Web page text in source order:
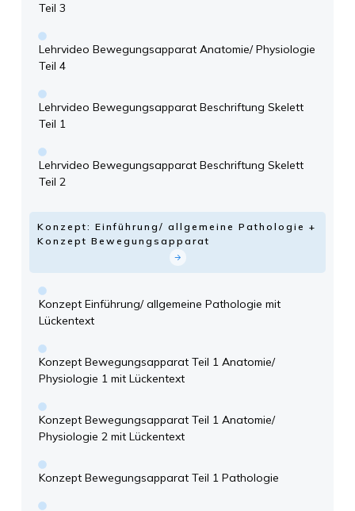
Teil 3
Lehrvideo Bewegungsapparat Anatomie/ Physiologie
Teil 4
Lehrvideo Bewegungsapparat Beschriftung Skelett
Teil 1
Lehrvideo Bewegungsapparat Beschriftung Skelett
Teil 2
Konzept: Einführung/ allgemeine Pathologie +
Konzept Bewegungsapparat
Konzept Einführung/ allgemeine Pathologie mit
Lückentext
Konzept Bewegungsapparat Teil 1 Anatomie/
Physiologie 1 mit Lückentext
Konzept Bewegungsapparat Teil 1 Anatomie/
Physiologie 2 mit Lückentext
Konzept Bewegungsapparat Teil 1 Pathologie